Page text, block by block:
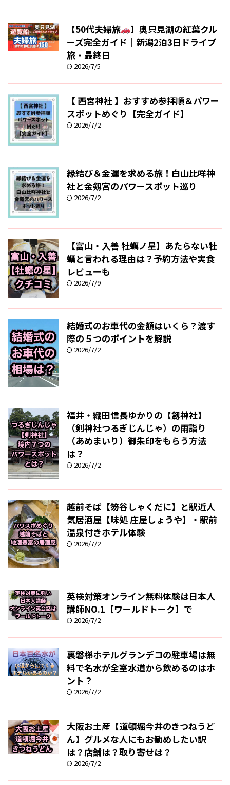
【50代夫婦旅
】奥只見湖の紅葉クル
ーズ完全ガイド｜新潟2泊3日ドライブ
旅・最終日
2026/7/5
【 西宮神社 】おすすめ参拝順＆パワー
スポットめぐり【完全ガイド】
2026/7/2
縁結び＆金運を求める旅！白山比咩神
社と金剱宮のパワースポット巡り
2026/7/2
【富山・入善 牡蠣ノ星】あたらない牡
蠣と言われる理由は？予約方法や実食
レビューも
2026/7/9
結婚式のお車代の金額はいくら？渡す
際の５つのポイントを解説
2026/7/2
福井・織田信長ゆかりの【劔神社】
（剣神社つるぎじんじゃ）の雨詣り
（あめまいり）御朱印をもらう方法
は？
2026/7/2
越前そば【笏谷しゃくだに】と駅近人
気居酒屋【味処 庄屋しょうや】・駅前
温泉付きホテル体験
2026/7/2
英検対策オンライン無料体験は日本人
講師NO.1【ワールドトーク】で
2026/7/2
裏磐梯ホテルグランデコの駐車場は無
料で名水が全室水道から飲めるのはホ
ント？
2026/7/2
大阪お土産【道頓堀今井のきつねうど
ん】グルメな人にもお勧めしたい訳
は？店舗は？取り寄せは？
2026/7/2